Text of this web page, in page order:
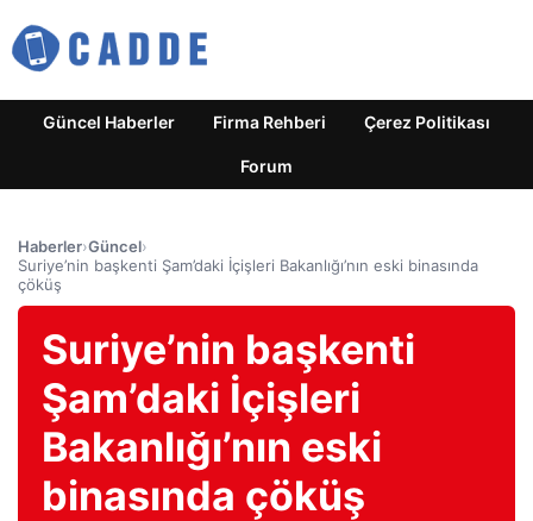
Güncel Haberler Firma Rehberi Çerez Politikası
Forum
Haberler›Güncel›
Suriye’nin başkenti Şam’daki İçişleri Bakanlığı’nın eski binasında
çöküş
Suriye’nin başkenti
Şam’daki İçişleri
Bakanlığı’nın eski
binasında çöküş